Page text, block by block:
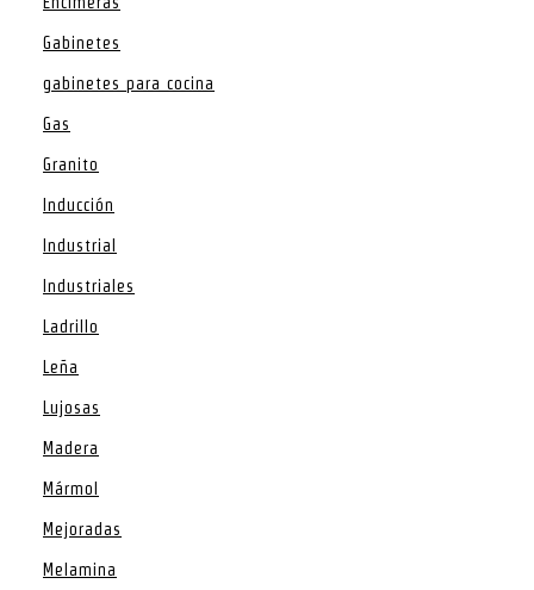
Gabinetes
gabinetes para cocina
Gas
Granito
Inducción
Industrial
Industriales
Ladrillo
Leña
Lujosas
Madera
Mármol
Mejoradas
Melamina